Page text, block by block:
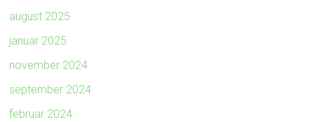
august 2025
januar 2025
november 2024
september 2024
februar 2024